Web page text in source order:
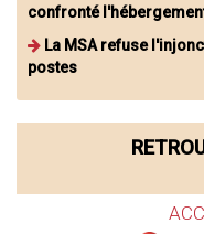
confronté
La MSA refuse
postes